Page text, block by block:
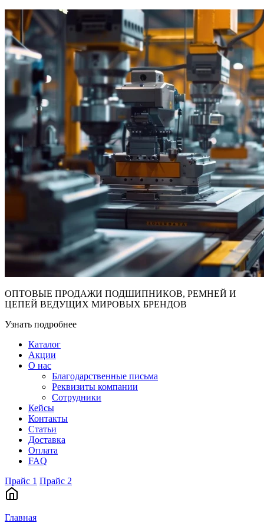
ОПТОВЫЕ ПРОДАЖИ ПОДШИПНИКОВ, РЕМНЕЙ И
ЦЕПЕЙ ВЕДУЩИХ МИРОВЫХ БРЕНДОВ
Узнать подробнее
Каталог
Акции
О нас
Благодарственные письма
Реквизиты компании
Сотрудники
Кейсы
Контакты
Статьи
Доставка
Оплата
FAQ
Прайс 1 Прайс 2
Главная